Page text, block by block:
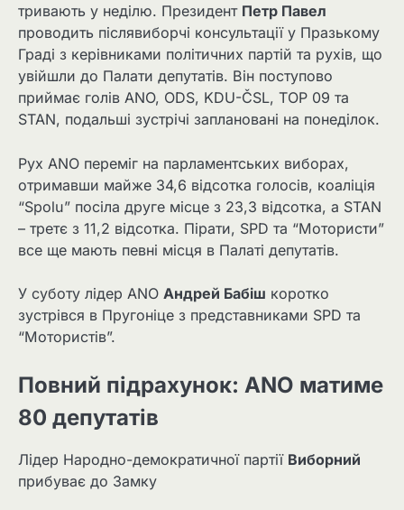
тривають у неділю. Президент Петр Павел
проводить післявиборчі консультації у Празькому
Граді з керівниками політичних партій та рухів, що
увійшли до Палати депутатів. Він поступово
приймає голів ANO, ODS, KDU-ČSL, TOP 09 та
STAN, подальші зустрічі заплановані на понеділок.
Рух ANO переміг на парламентських виборах,
отримавши майже 34,6 відсотка голосів, коаліція
“Spolu” посіла друге місце з 23,3 відсотка, а STAN
– третє з 11,2 відсотка. Пірати, SPD та “Мотористи”
все ще мають певні місця в Палаті депутатів.
У суботу лідер ANO Андрей Бабіш коротко
зустрівся в Пругоніце з представниками SPD та
“Мотористів”.
Повний підрахунок: ANO матиме
80 депутатів
Лідер Народно-демократичної партії Виборний
прибуває до Замку